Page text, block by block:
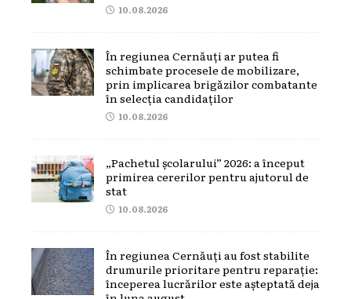
10.08.2026
În regiunea Cernăuți ar putea fi
schimbate procesele de mobilizare,
prin implicarea brigăzilor combatante
în selecția candidaților
10.08.2026
„Pachetul școlarului” 2026: a început
primirea cererilor pentru ajutorul de
stat
10.08.2026
În regiunea Cernăuți au fost stabilite
drumurile prioritare pentru reparație:
începerea lucrărilor este așteptată deja